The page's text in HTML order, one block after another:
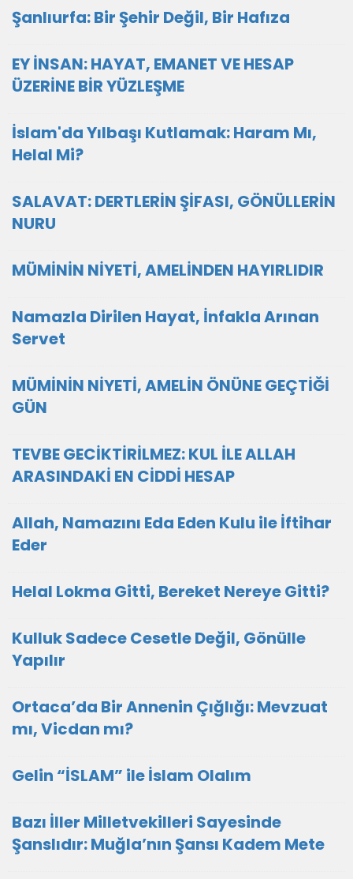
Şanlıurfa: Bir Şehir Değil, Bir Hafıza
EY İNSAN: HAYAT, EMANET VE HESAP
ÜZERİNE BİR YÜZLEŞME
İslam'da Yılbaşı Kutlamak: Haram Mı,
Helal Mi?
SALAVAT: DERTLERİN ŞİFASI, GÖNÜLLERİN
NURU
MÜMİNİN NİYETİ, AMELİNDEN HAYIRLIDIR
Namazla Dirilen Hayat, İnfakla Arınan
Servet
MÜMİNİN NİYETİ, AMELİN ÖNÜNE GEÇTİĞİ
GÜN
TEVBE GECİKTİRİLMEZ: KUL İLE ALLAH
ARASINDAKİ EN CİDDİ HESAP
Allah, Namazını Eda Eden Kulu ile İftihar
Eder
Helal Lokma Gitti, Bereket Nereye Gitti?
Kulluk Sadece Cesetle Değil, Gönülle
Yapılır
Ortaca’da Bir Annenin Çığlığı: Mevzuat
mı, Vicdan mı?
Gelin “İSLAM” ile İslam Olalım
Bazı İller Milletvekilleri Sayesinde
Şanslıdır: Muğla’nın Şansı Kadem Mete